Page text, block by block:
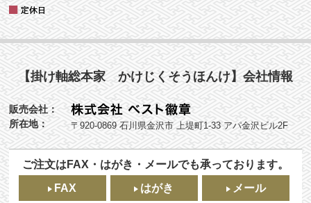
【掛け軸総本家 かけじくそうほんけ】会社情報
販売会社：
所在地：
〒920-0869 石川県金沢市 上堤町1-33 アパ金沢ビル2F
ご注文はFAX・はがき・メールでも承っております。
FAX
はがき メール